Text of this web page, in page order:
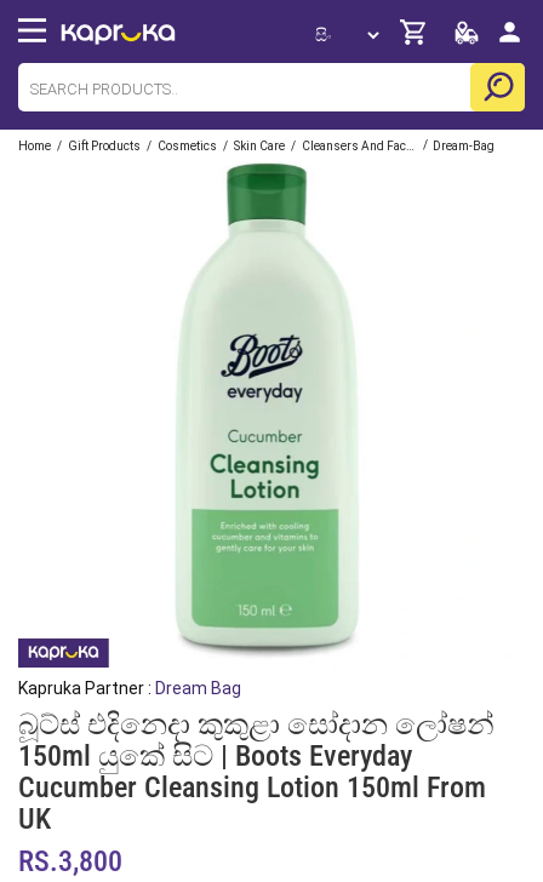
Home / Gift Products / Cosmetics / Skin Care / / Dream-Bag
Kapruka Partner : Dream Bag
බූට්ස් එදිනෙදා කුකුළා සෝදාන ලෝෂන්
150ml යුකේ සිට | Boots Everyday
Cucumber Cleansing Lotion 150ml From
UK
RS.3,800